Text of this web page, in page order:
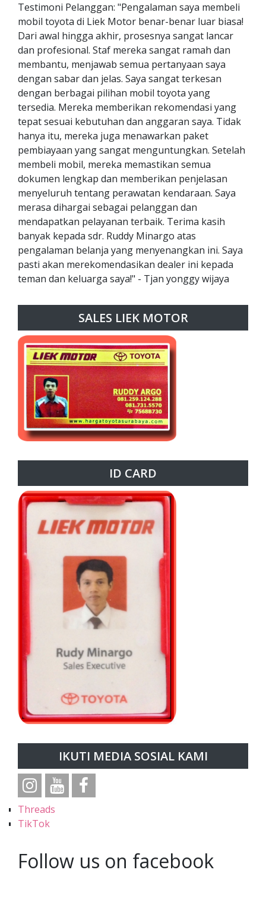
Testimoni Pelanggan: "Pengalaman saya membeli
mobil toyota di Liek Motor benar-benar luar biasa!
Dari awal hingga akhir, prosesnya sangat lancar
dan profesional. Staf mereka sangat ramah dan
membantu, menjawab semua pertanyaan saya
dengan sabar dan jelas. Saya sangat terkesan
dengan berbagai pilihan mobil toyota yang
tersedia. Mereka memberikan rekomendasi yang
tepat sesuai kebutuhan dan anggaran saya. Tidak
hanya itu, mereka juga menawarkan paket
pembiayaan yang sangat menguntungkan. Setelah
membeli mobil, mereka memastikan semua
dokumen lengkap dan memberikan penjelasan
menyeluruh tentang perawatan kendaraan. Saya
merasa dihargai sebagai pelanggan dan
mendapatkan pelayanan terbaik. Terima kasih
banyak kepada sdr. Ruddy Minargo atas
pengalaman belanja yang menyenangkan ini. Saya
pasti akan merekomendasikan dealer ini kepada
teman dan keluarga saya!" - Tjan yonggy wijaya
SALES LIEK MOTOR
ID CARD
IKUTI MEDIA SOSIAL KAMI
Threads
TikTok
Follow us on facebook